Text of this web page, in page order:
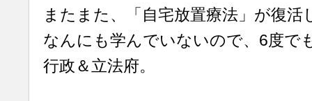
またまた、「自宅放置療法」が復活
なんにも学んでいないので、6度で
行政＆立法府。